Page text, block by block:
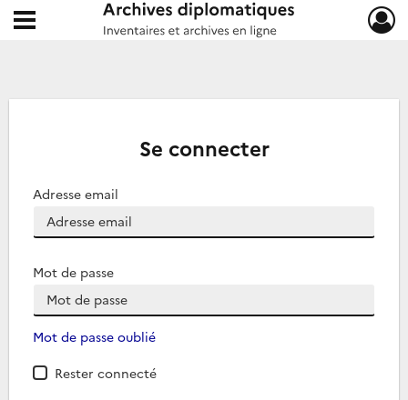
Archives diplomatiques
Ouvrir le menu déroulant
Se connecter
Adresse email
Mot de passe
Mot de passe oublié
Rester connecté